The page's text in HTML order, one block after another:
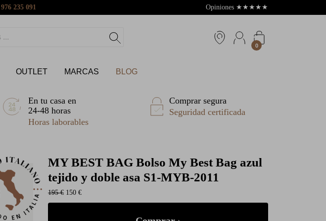
976 235 091 Opiniones ★ ★ ★ ★ ★
0
OUTLET MARCAS BLOG
En tu casa en
24-48 horas
Horas laborables
Comprar segura
Seguridad certificada
MY BEST BAG Bolso My Best Bag azul
tejido y doble asa S1-MYB-2011
195 € 150 €